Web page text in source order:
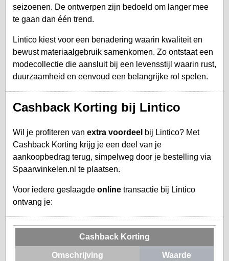
seizoenen. De ontwerpen zijn bedoeld om langer mee
te gaan dan één trend.
Lintico kiest voor een benadering waarin kwaliteit en
bewust materiaalgebruik samenkomen. Zo ontstaat een
modecollectie die aansluit bij een levensstijl waarin rust,
duurzaamheid en eenvoud een belangrijke rol spelen.
Cashback Korting bij Lintico
Wil je profiteren van extra voordeel bij Lintico? Met
Cashback Korting krijg je een deel van je
aankoopbedrag terug, simpelweg door je bestelling via
Spaarwinkelen.nl te plaatsen.
Voor iedere geslaagde online transactie bij Lintico
ontvang je:
Cashback Korting
Omschrijving Waarde